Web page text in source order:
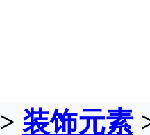
> 装饰元素